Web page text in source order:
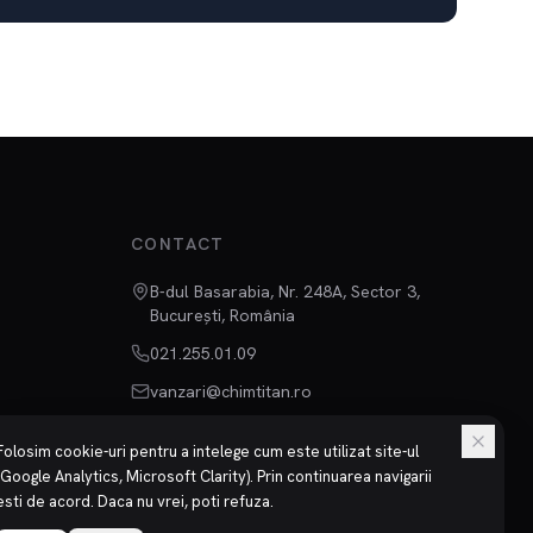
CONTACT
B-dul Basarabia, Nr. 248A, Sector 3,
București, România
021.255.01.09
vanzari@chimtitan.ro
cookie-uri pentru a intelege cum este utilizat site-ul
Analytics, Microsoft Clarity). Prin continuarea navigarii
de acord. Daca nu vrei, poti refuza.